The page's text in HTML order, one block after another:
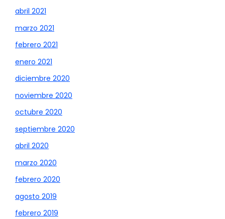
abril 2021
marzo 2021
febrero 2021
enero 2021
diciembre 2020
noviembre 2020
octubre 2020
septiembre 2020
abril 2020
marzo 2020
febrero 2020
agosto 2019
febrero 2019